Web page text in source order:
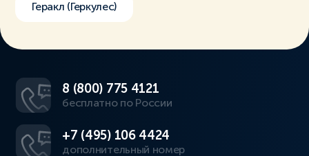
Геракл (Геркулес)
8 (800) 775 4121
бесплатно по России
+7 (495) 106 4424
дополнительный номер